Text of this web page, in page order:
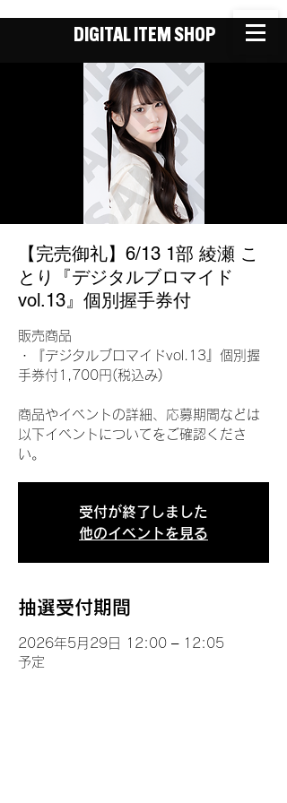
DIGITAL ITEM SHOP
【完売御礼】6/13 1部 綾瀬 こ
とり『デジタルブロマイド
vol.13』個別握手券付
販売商品
・『デジタルブロマイドvol.13』個別握
手券付1,700円(税込み)
商品やイベントの詳細、応募期間などは
以下イベントについてをご確認くださ
い。
受付が終了しました
他のイベントを見る
抽選受付期間
2026年5月29日 12:00 – 12:05
予定